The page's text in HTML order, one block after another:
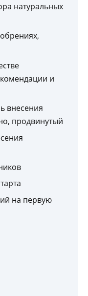
натуральных
и
внесения
продвинутый
на первую